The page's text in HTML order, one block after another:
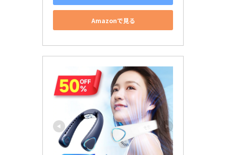
Amazonで見る